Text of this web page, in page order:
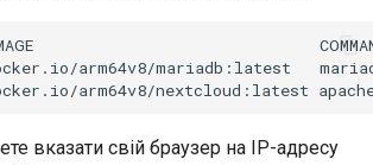
arm64v8/mariadb:latest
arm64v8/nextcloud:latest
вказати свій браузер на IP-адресу